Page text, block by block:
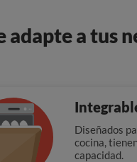
a tus
Diseñados
cocina,
capacidad.